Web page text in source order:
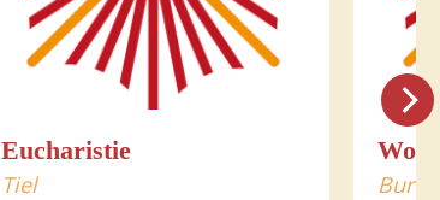
Eucharistie
Tiel
Buren